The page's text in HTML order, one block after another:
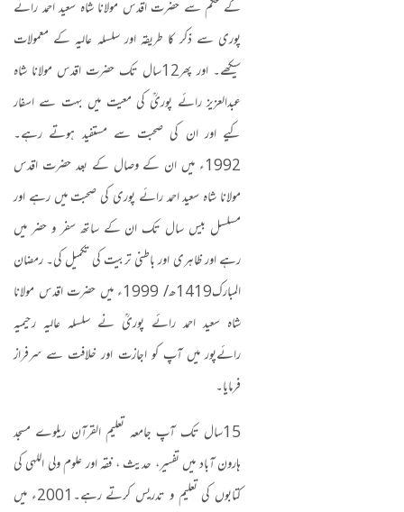
کے حکم سے حضرت اقدس مولانا شاہ سعید احمد رائے
پوری سے ذکر کا طریقہ اور سلسلہ عالیہ کے معمولات
سیکھے۔ اور پھر12سال تک حضرت اقدس مولانا شاہ
عبدالعزیز رائے پوریؒ کی معیت میں بہت سے اسفار
کیے اور ان کی صحبت سے مستفید ہوتے رہے۔
1992ء میں ان کے وصال کے بعد حضرت اقدس
مولانا شاہ سعید احمد رائے پوری کی صحبت میں رہے اور
مسلسل بیس سال تک ان کے ساتھ سفر و حضر میں
رہے اور ظاہری اور باطنی تربیت کی تکمیل کی۔ رمضان
المبارک1419ھ/ 1999
ء میں حضرت اقدس مولانا
شاہ سعید احمد رائے پوریؒ نے سلسلہ عالیہ رحیمیہ
رائےپور میں آپ کو اجازت اور خلافت سے سرفراز
فرمایا۔
15سال تک آپ جامعہ تعلیم القرآن ریلوے مسجد
ہارون آباد میں تفسیر، حدیث ، فقہ اور علوم ولی اللہی کی
کتابوں کی تعلیم و تدریس کرتے رہے۔2001ء میں